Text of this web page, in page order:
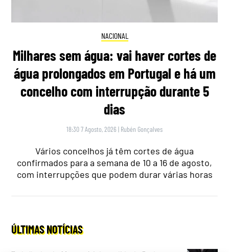
NACIONAL
Milhares sem água: vai haver cortes de
água prolongados em Portugal e há um
concelho com interrupção durante 5
dias
18:30 7 Agosto, 2026 | Rubén Gonçalves
Vários concelhos já têm cortes de água
confirmados para a semana de 10 a 16 de agosto,
com interrupções que podem durar várias horas
ÚLTIMAS NOTÍCIAS